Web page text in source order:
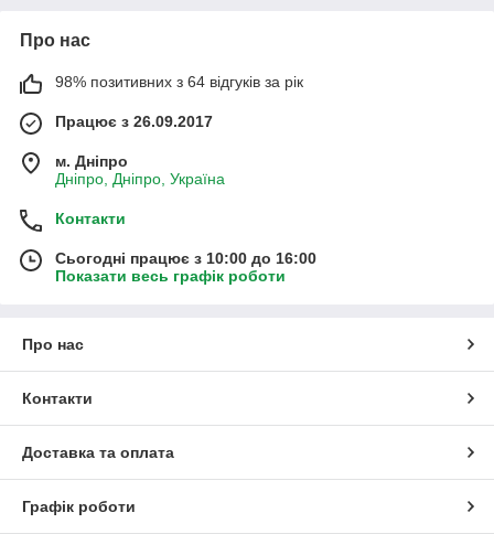
Про нас
98% позитивних з 64 відгуків за рік
Працює з 26.09.2017
м. Дніпро
Дніпро, Дніпро, Україна
Контакти
Сьогодні працює з 10:00 до 16:00
Показати весь графік роботи
Про нас
Контакти
Доставка та оплата
Графік роботи